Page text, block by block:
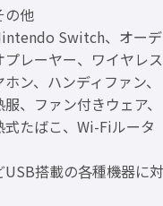
他
Switch、オーデ
プレーヤー、ワイヤレス
ホン、ハンディファン、
服、ファン付きウェア、
式たばこ、Wi-Fiルータ
USB搭載の各種機器に対